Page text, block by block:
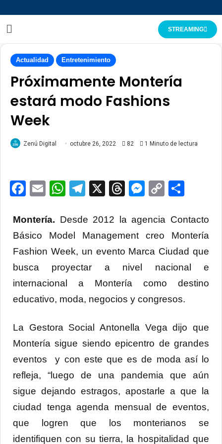
STREAMING
Actualidad Entretenimiento
Próximamente Montería
estará modo Fashions
Week
Zenú Digital octubre 26, 2022 82 1 Minuto de lectura
Facebook
EmailWhatsApp
Telegram
X ThreadsCopy
Montería. Desde 2012 la agencia Contacto
Básico Model Management creo Montería
Fashion Week, un evento Marca Ciudad que
busca proyectar a nivel nacional e
internacional a Montería como destino
educativo, moda, negocios y congresos.
La Gestora Social Antonella Vega dijo que
Montería sigue siendo epicentro de grandes
eventos y con este que es de moda así lo
refleja, “luego de una pandemia que aún
sigue dejando estragos, apostarle a que la
ciudad tenga agenda mensual de eventos,
que logren que los monterianos se
identifiquen con su tierra, la hospitalidad que